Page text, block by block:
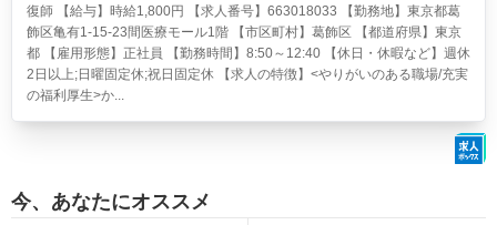
復師 【給与】時給1,800円 【求人番号】663018033 【勤務地】東京都葛
飾区亀有1-15-23間医療モール1階 【市区町村】葛飾区 【都道府県】東京
都 【雇用形態】正社員 【勤務時間】8:50～12:40 【休日・休暇など】週休
2日以上;日曜固定休;祝日固定休 【求人の特徴】<やりがいのある職場/充実
の福利厚生>か...
今、あなたにオススメ